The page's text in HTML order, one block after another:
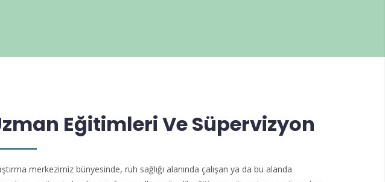
Eğitimleri Ve Süpervizyon
merkezimiz bünyesinde, ruh sağlığı alanında çalışan ya da bu alanda